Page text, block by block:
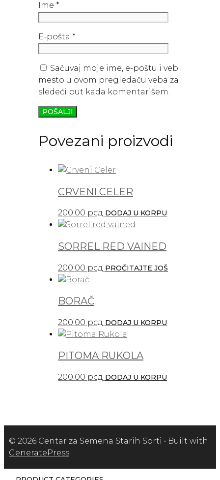
Ime *
E-pošta *
Sačuvaj moje ime, e-poštu i veb
mesto u ovom pregledaču veba za
sledeći put kada komentarišem.
Povezani proizvodi
CRVENI CELER
200.00 рсд DODAJ U KORPU
SORREL RED VAINED
200.00 рсд PROČITAJTE JOŠ
BORAČ
200.00 рсд DODAJ U KORPU
PITOMA RUKOLA
200.00 рсд DODAJ U KORPU
© 2026 Centar za Semena Starih Sorti • Built with
GeneratePress